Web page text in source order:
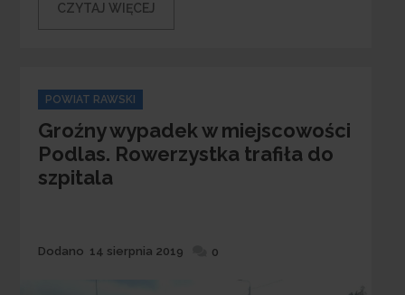
CZYTAJ WIĘCEJ
Categories
POWIAT RAWSKI
Groźny wypadek w miejscowości
Podlas. Rowerzystka trafiła do
szpitala
Dodane
Dodano 14 sierpnia 2019 0